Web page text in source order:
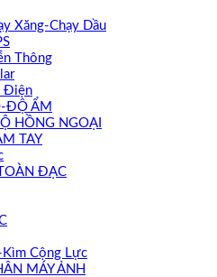
Xăng-Chạy Dầu
Thông
Điện
ĐỘ ẨM
HỒNG NGOẠI
TAY
ĐẠC
Cộng Lực
MÁY ẢNH